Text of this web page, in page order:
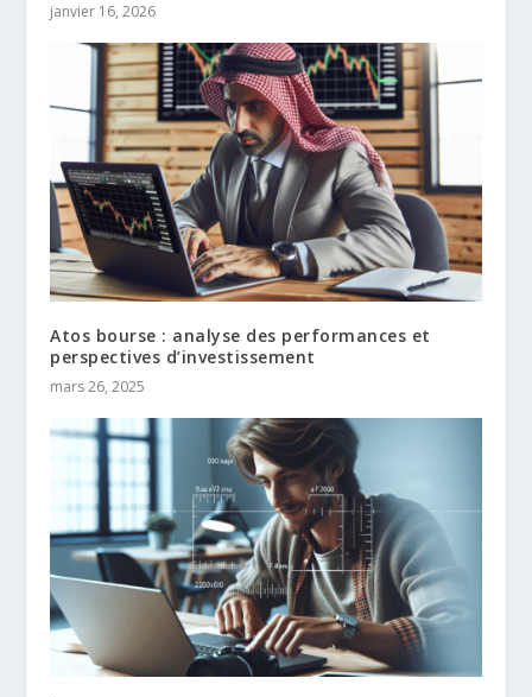
janvier 16, 2026
Atos bourse : analyse des performances et
perspectives d’investissement
mars 26, 2025